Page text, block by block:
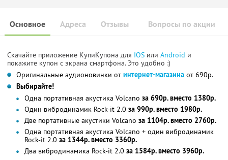
Основное Отзывы Вопросы по акции
Адреса
Скачайте приложение КупиКупона для IOS или Android и
покажите купон с экрана смартфона. Это удобно :)
Оригинальные аудионовинки от интернет-магазина от 690р.
Выбирайте!
Одна портативная акустика Volcano за 690р. вместо 1380р.
Один вибродинамик Rock-it 2.0 за 990р. вместо 1980р.
Две портативные акустики Volcano за 1104р. вместо 2760р.
Одна портативная акустика Volcano + один вибродинамик
Rock-it 2.0 за 1344р. вместо 3360р.
Два вибродинамика Rock-it 2.0 за 1584р. вместо 3960р.